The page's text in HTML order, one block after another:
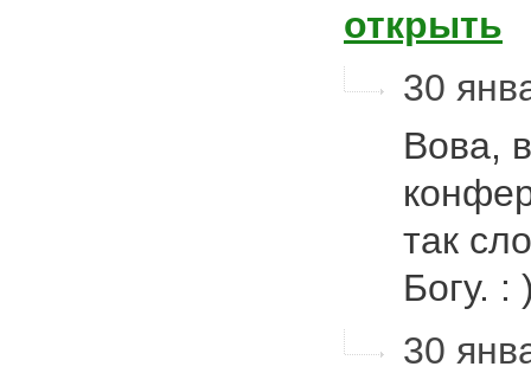
открыть
30
Вова,
так
Богу. :
30